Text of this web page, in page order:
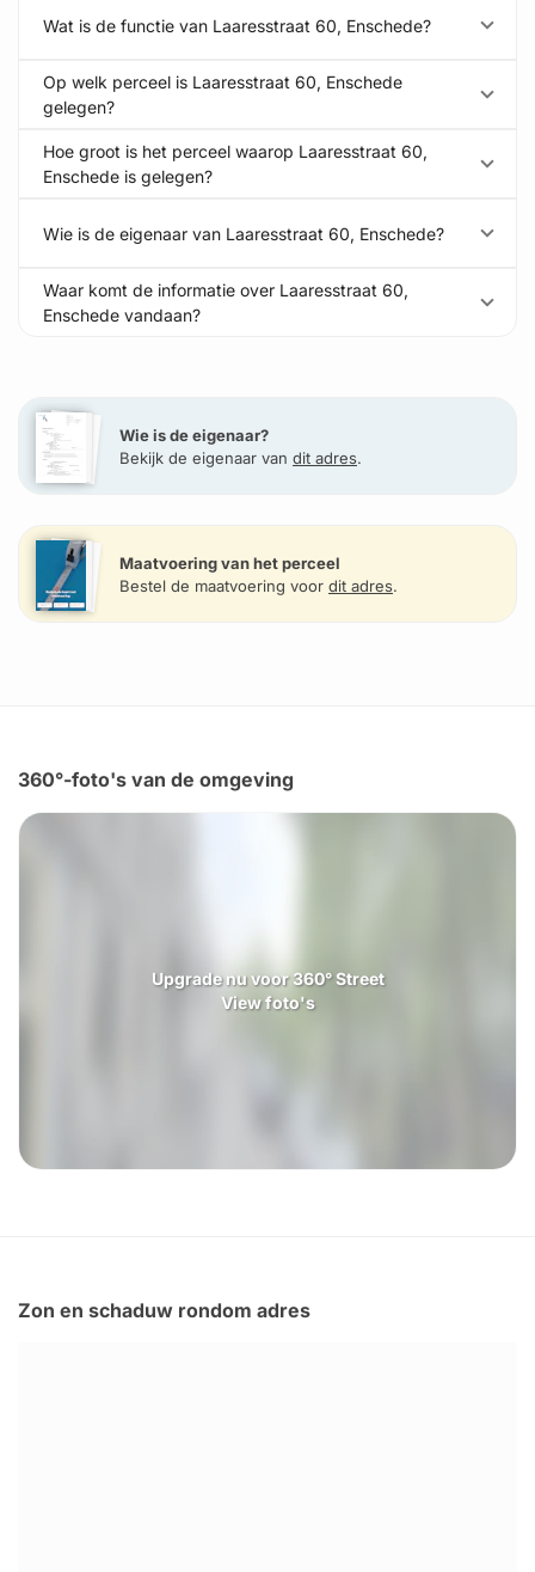
Wat is de functie van Laaresstraat 60, Enschede?
Op welk perceel is Laaresstraat 60, Enschede
gelegen?
Hoe groot is het perceel waarop Laaresstraat 60,
Enschede is gelegen?
Wie is de eigenaar van Laaresstraat 60, Enschede?
Waar komt de informatie over Laaresstraat 60,
Enschede vandaan?
Wie is de eigenaar?
Bekijk de eigenaar van dit adres.
Maatvoering van het perceel
Bestel de maatvoering voor dit adres.
360°-foto's van de omgeving
Upgrade nu voor 360° Street
View foto's
Zon en schaduw rondom adres